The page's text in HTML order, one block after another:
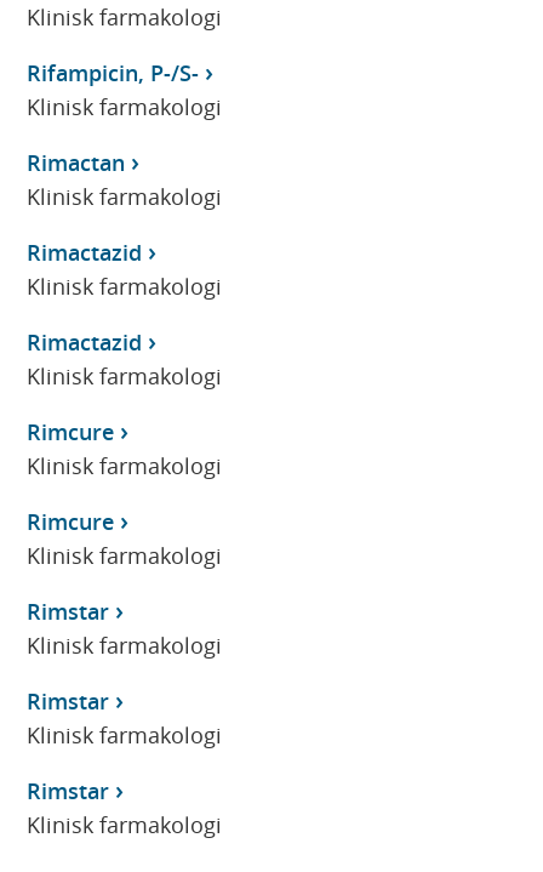
Klinisk farmakologi
Rifampicin, P-/S-
Klinisk farmakologi
Rimactan
Klinisk farmakologi
Rimactazid
Klinisk farmakologi
Rimactazid
Klinisk farmakologi
Rimcure
Klinisk farmakologi
Rimcure
Klinisk farmakologi
Rimstar
Klinisk farmakologi
Rimstar
Klinisk farmakologi
Rimstar
Klinisk farmakologi